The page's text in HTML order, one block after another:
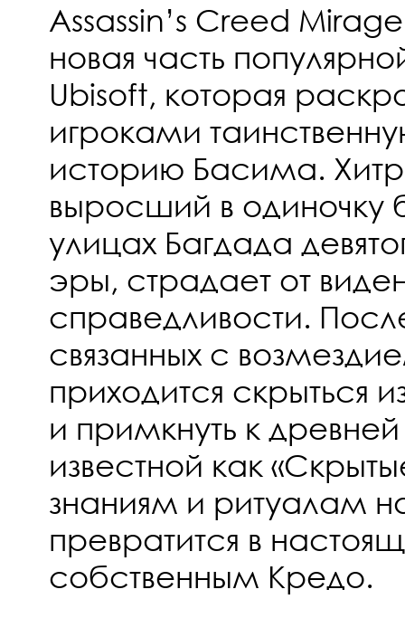
Assassin’s Creed
новая часть
Ubisoft, которая
игроками
историю Басима.
выросший в одиночку
улицах Багдада
эры, страдает от
справедливости.
связанных с
приходится скрыться
и примкнуть к
известной как
знаниям и ритуалам
превратится в
собственным Кредо.